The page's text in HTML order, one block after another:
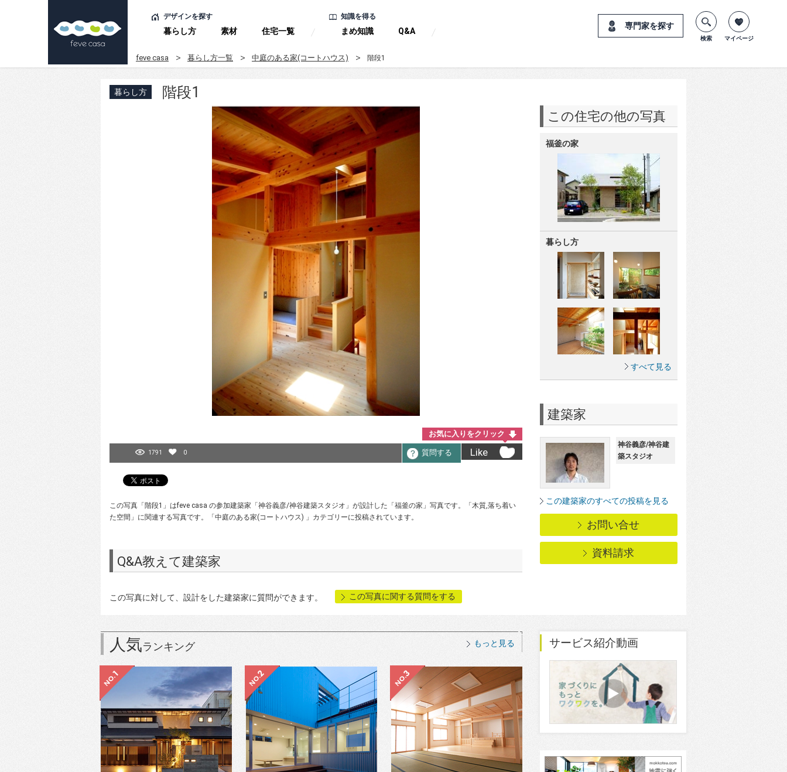
デザインを探す
暮らし方 素材 住宅一覧
知識を得る
まめ知識 Q&A
専門家を探す
検索 マイページ
feve casa 暮らし方一覧 中庭のある家(コートハウス) 階段1
暮らし方 階段1
お気に入りをクリック
1791 0 質問する Like
この写真「階段1」はfeve casa の参加建築家「神谷義彦/神谷建築スタジオ」が設計した「福釜の家」写真です。「木質,落ち着い
た空間」に関連する写真です。「中庭のある家(コートハウス) 」カテゴリーに投稿されています。
Q&A教えて建築家
この写真に対して、設計をした建築家に質問ができます。 この写真に関する質問をする
この住宅の他の写真
福釜の家
暮らし方
すべて見る
建築家
神谷義彦/神谷建
築スタジオ
この建築家のすべての投稿を見る
お問い合せ
資料請求
人気ランキング もっと見る サービス紹介動画